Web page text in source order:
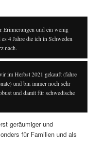
Erinnerungen und ein wenig
4 Jahre die ich in Schweden
nach.
im Herbst 2021 gekauft (fahre
und bin immer noch sehr
und damit für schwedische
geräumiger und
für Familien und als